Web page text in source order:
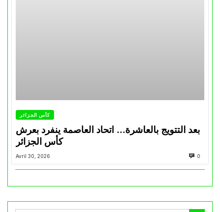
كأس الجزائر
بعد التتويج بالعاشرة… اتحاد العاصمة ينفرد بعرش
كأس الجزائر
Avril 30, 2026 0